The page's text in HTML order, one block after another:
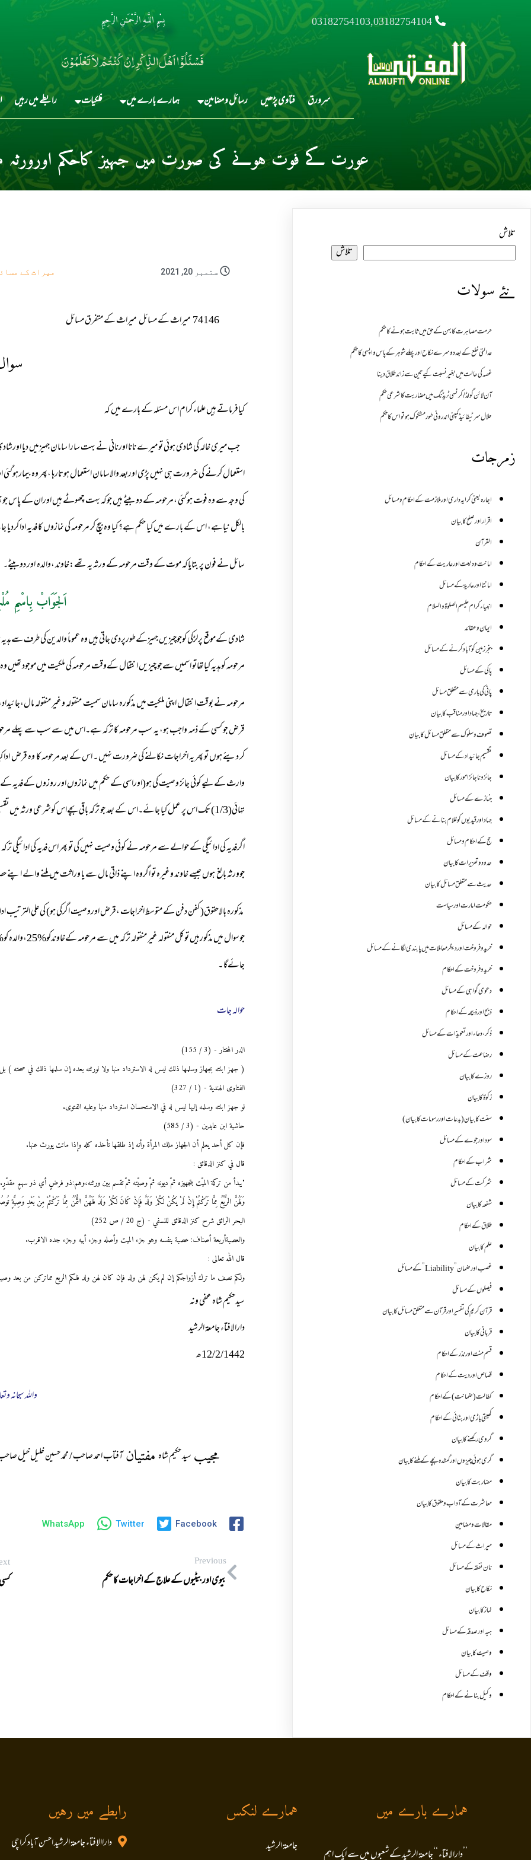
03182754103,03182754104 بِسْمِ اللَّـهِ الرَّحْمَـٰنِ الرَّحِيمِ
فَسْئَلُوْٓا اَہْلَ الذِّکْرِ اِنْ کُنْتُمْ لاَ تَعْلَمُوْنَ
سرورق فتاوی پڑھیں رسائل و مضامین ہمارے بارے میں فلکیات رابطے میں رہیں
عورت کے فوت ہونے کی صورت میں جہیز کاحکم اورورثہ
ستمبر 20, 2021 میراث کے
74146میراث کے مسائلمیراث کے متفرق مسائل
کیافرماتے ہیں علماء کرام اس مسئلہ کے بارے میں کہ
جب میری خالہ کی شادی ہوئی تو میرے نانا اورنانی نے بہت سارا سامان جہیزمیں دیا
استعمال کرنے کی ضرورت ہی نہیں پڑی اوربعد والاسامان استعمال ہوتارہا ،پھر وہ
کی وجہ سے وہ فوت ہوگئی ،مرحومہ کے دو بیٹے ہیں جوکہ بہت چھوٹے ہیں اوران کے پاس جو
بالکل نیاہے، اس کے بارے میں کیا حکم ہے؟ کیا وہ بیچ کر مرحومہ کی نمازوں کا فدیہ ادا
سائل نے فون پر بتایاکہ موت کے وقت مرحومہ کے ورثہ یہ تھے:خاوند ،والدہ اور دوبیٹے۔
اَلجَوَابْ بِاسْمِ
شادی کےموقع پرلڑکی کوجوچیزیں جہیزکےطورپردی جاتی ہیں وہ عموماً والدین کی طرف
مرحومہ کوہدیہ کیاتھاتو اسمیں سےجو چیزیں انتقال کےوقت مرحومہ کی ملکیت میں موجود
مرحومہ نے بوقت ِانتقال اپنی ملکیت میں مذکورہ سامان سمیت منقولہ وغیر منقولہ
قرض جو کسی کے ذمہ واجب ہو، يہ سب مرحومہ کا ترکہ ہے۔اس میں سے سب سے پہلے
کر دیئے ہوں تو پھر یہ اخراجات نکالنے کی ضرورت نہیں ۔ اس کے بعد مرحومہ کا وہ قرض
وارث کے لیے کوئی جائز وصیت کی ہو(اوراسی کے حکم میں نمازوں اور روزوں کےفدیہ
تہائی(1/3) تک اس پر عمل کیا جائے۔اس کے بعد جو ترکہ باقی بچےاس کوشرعی ورثہ میں
اگرفدیہ کی ادائیگی کے حوالے سے مرحومہ نے کوئی وصیت نہیں کی تو پھر اس فدیہ کی
جوورثہ بالغ ہوں جیسے خاوند وغیرہ تو اگروہ اپنے ذاتی مال سے یا وراثت میں ملنے والے اپنے
مذکورہ بالاحقوق( کفن دفن کے متوسط اخراجات ،قرض اوروصیت اگرکی ہو) کی علی
جوسوال میں مذکورہیں توکل منقولہ غیر منقولہ ترکہ میں سے مرحومہ کےخاوندکو25%،والدہ کو
جائےگا ۔
حوالہ جات
الدر المختار - (3 / 155)
( جهز ابنته بجهاز وسلمها ذلك ليس له الاسترداد منها ولا لورثته بعده إن سلمها ذلك في صحته
الفتاوى الهندية - (1 / 327)
لو جهز ابنته وسلمه إليها ليس له في الاستحسان استرداد منها وعليه الفتوى.
حاشية ابن عابدين - (3 / 585)
فإن كل أحد يعلم أن الجهاز ملك المرأة وأنه إذ طلقها تأخذه كله وإذا ماتت يورث عنها.
قال في كنز الدقائق :
"يبدأ من تركة الميّت بتجهيزه ثمّ ديونه ثمّ وصيّته ثمّ تقسم بين ورثته،وهم:ذو فرضٍ أي ذو سهمٍ مقدّرٍ..." (ص:696,
وَلَهُنَّ الرُّبُعُ مِمَّا تَرَكْتُمْ إِنْ لَمْ يَكُنْ لَكُمْ وَلَدٌ فَإِنْ كَانَ لَكُمْ وَلَدٌ فَلَهُنَّ الثُّمُنُ مِمَّا تَرَكْتُمْ مِنْ بَعْدِ وَصِيَّةٍ
البحر الرائق شرح كنز الدقائق للنسفي - (ج 20 / ص 252)
والعصبةأربعة أصناف: عصبة بنفسه وهو جزء الميت وأصله وجزء أبيه وجزء جده الاقرب.
قال اللہ تعالی :
ولكم نصف ما ترك أزواجكم إن لم يكن لهن ولد فإن كان لهن ولد فلكم الربع مماتركن من بعد
سیدحکیم شاہ عفی ونہ
دارالافتاء جامعة الرشید
12/2/1442ھ
واللہ سبحانہ
مجیب سید حکیم شاہ مفتیانآفتاب احمد صاحب / محمد حسین خلیل خیل
Facebook
Twitter
WhatsApp
Previous
بیوی اور بیٹیوں کے علاج کے اخراجات کا حکم
تلاش
تلاش
نئے سولات
حرمت مصاہرت کا بہن کے حق میں ثابت ہونے کا حکم
عدالتی خلع کے بعد دوسرے نکاح اور پہلے شوہر کے پاس واپسی کا حکم
غصہ کی حالت میں بغیر نسبت کیے تین سے زائد طلاق دینا
آن لائن گولڈ /کرنسی ٹریڈنگ میں مضاربت کا شرعی حکم
حلال سرٹیفائیڈ کمپنی اندرونی طور مشکوک ہو تو اس کا حکم
زمرجات
اجارہ یعنی کرایہ داری اور ملازمت کے احکام و مسائل
اقرار اور صلح کا بیان
القرآن
امانت ودیعت اورعاریت کے احکام
امانتا اور عاریة کے مسائل
انبیاء کرام علیہم الصلوۃ والسلام
ایمان وعقائد
بنجر زمین کو آباد کرنے کے مسائل
پاکی کے مسائل
پانی کی باری سے متعلق مسائل
تاریخ،جہاد اور مناقب کا بیان
تصوف و سلوک سے متعلق مسائل کا بیان
تقسیم جائیداد کے مسائل
جائز و ناجائزامور کا بیان
جنازے کےمسائل
جہاد اور قیدیوں کو غلام بنانے کے مسائل
حج کے احکام ومسائل
حدود و تعزیرات کا بیان
حدیث سے متعلق مسائل کا بیان
حکومت امارت اور سیاست
حوالہ کے مسائل
خرید و فروخت اور دیگر معاملات میں پابندی لگانے کے مسائل
خرید و فروخت کے احکام
دعوی گواہی کے مسائل
ذبح اور ذبیحہ کے احکام
ذکر،دعاء اور تعویذات کے مسائل
رضاعت کے مسائل
روزے کا بیان
زکوة کابیان
سنت کا بیان (بدعات اور رسومات کا بیان)
سود اور جوے کے مسائل
شراب کے احکام
شرکت کے مسائل
شفعہ کا بیان
طلاق کے احکام
علم کا بیان
غصب اورضمان”Liability” کے مسائل
فیصلوں کے مسائل
قرآن کریم کی تفسیر اور قرآن سے متعلق مسائل کا بیان
قربانی کا بیان
قسم منت اور نذر کے احکام
قصاص اور دیت کے احکام
کفالت (ضمانت) کے احکام
کھیتی باڑی اور بٹائی کے احکام
گروی رکھنے کا بیان
گری ہوئی چیزوں اورگمشدہ بچے کے ملنے کا بیان
مضاربت کا بیان
معاشرت کے آداب و حقوق کا بیان
مقالات ومضامین
میراث کے مسائل
نان نفقہ کے مسائل
نکاح کا بیان
نماز کا بیان
ہبہ اور صدقہ کے مسائل
وصیت کا بیان
وقف کے مسائل
وکیل بنانے کے احکام
ہمارے بارے میں
’’دارالافتاء ‘‘جامعۃ الرشید کےشعبوں میں سے ایک اہم
ہمارے لنکس
جامعۃ الرشید
رابطے میں رہیں
داراالافتاء جامعۃ الرشید احسن آباد کراچی